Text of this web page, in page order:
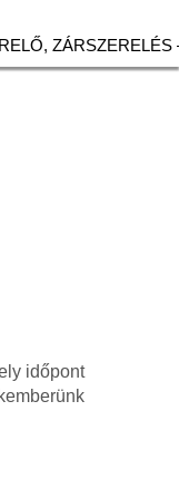
ZÁRSZERELÉS
időpont